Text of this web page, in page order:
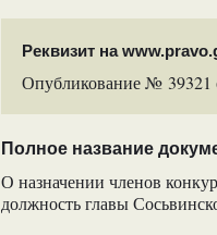
Реквизит на
Опубликование № 39321
Полное название
О назначении членов
должность главы